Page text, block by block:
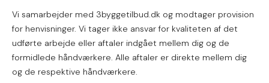
Vi samarbejder med 3byggetilbud.dk og modtager provision
for henvisninger. Vi tager ikke ansvar for kvaliteten af det
udførte arbejde eller aftaler indgået mellem dig og de
formidlede håndværkere. Alle aftaler er direkte mellem dig
og de respektive håndværkere.